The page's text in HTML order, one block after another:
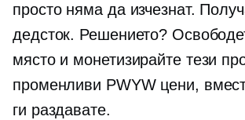
просто няма да изчезнат.
дедсток. Решението?
място и монетизирайте тези
променливи PWYW цени,
ги раздавате.